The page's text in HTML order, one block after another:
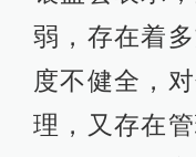
弱，存在着多
度不健全，
理，又存在